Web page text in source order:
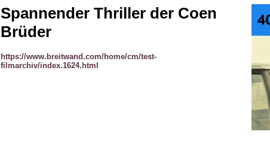
Spannender Thriller der Coen
Brüder
https://www.breitwand.com/home/cm/test-
filmarchiv/index.1624.html